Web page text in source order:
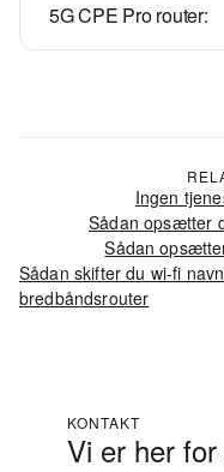
5G CPE Pro router:
Ingen
Sådan opsætter
Sådan
Sådan skifter du wi-fi
bredbåndsrouter
KONTAKT
Vi er her